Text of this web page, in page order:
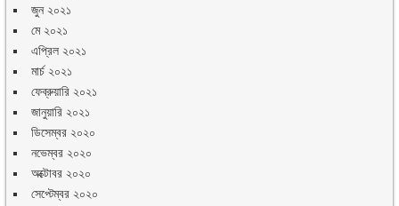
জুন ২০২১
মে ২০২১
এপ্রিল ২০২১
মার্চ ২০২১
ফেব্রুয়ারি ২০২১
জানুয়ারি ২০২১
ডিসেম্বর ২০২০
নভেম্বর ২০২০
অক্টোবর ২০২০
সেপ্টেম্বর ২০২০